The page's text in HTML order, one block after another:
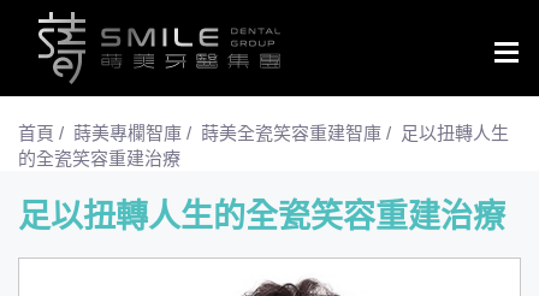
首頁 / 蒔美專欄智庫 / 蒔美全瓷笑容重建智庫 / 足以扭轉人生
的全瓷笑容重建治療
足以扭轉人生的全瓷笑容重建治療